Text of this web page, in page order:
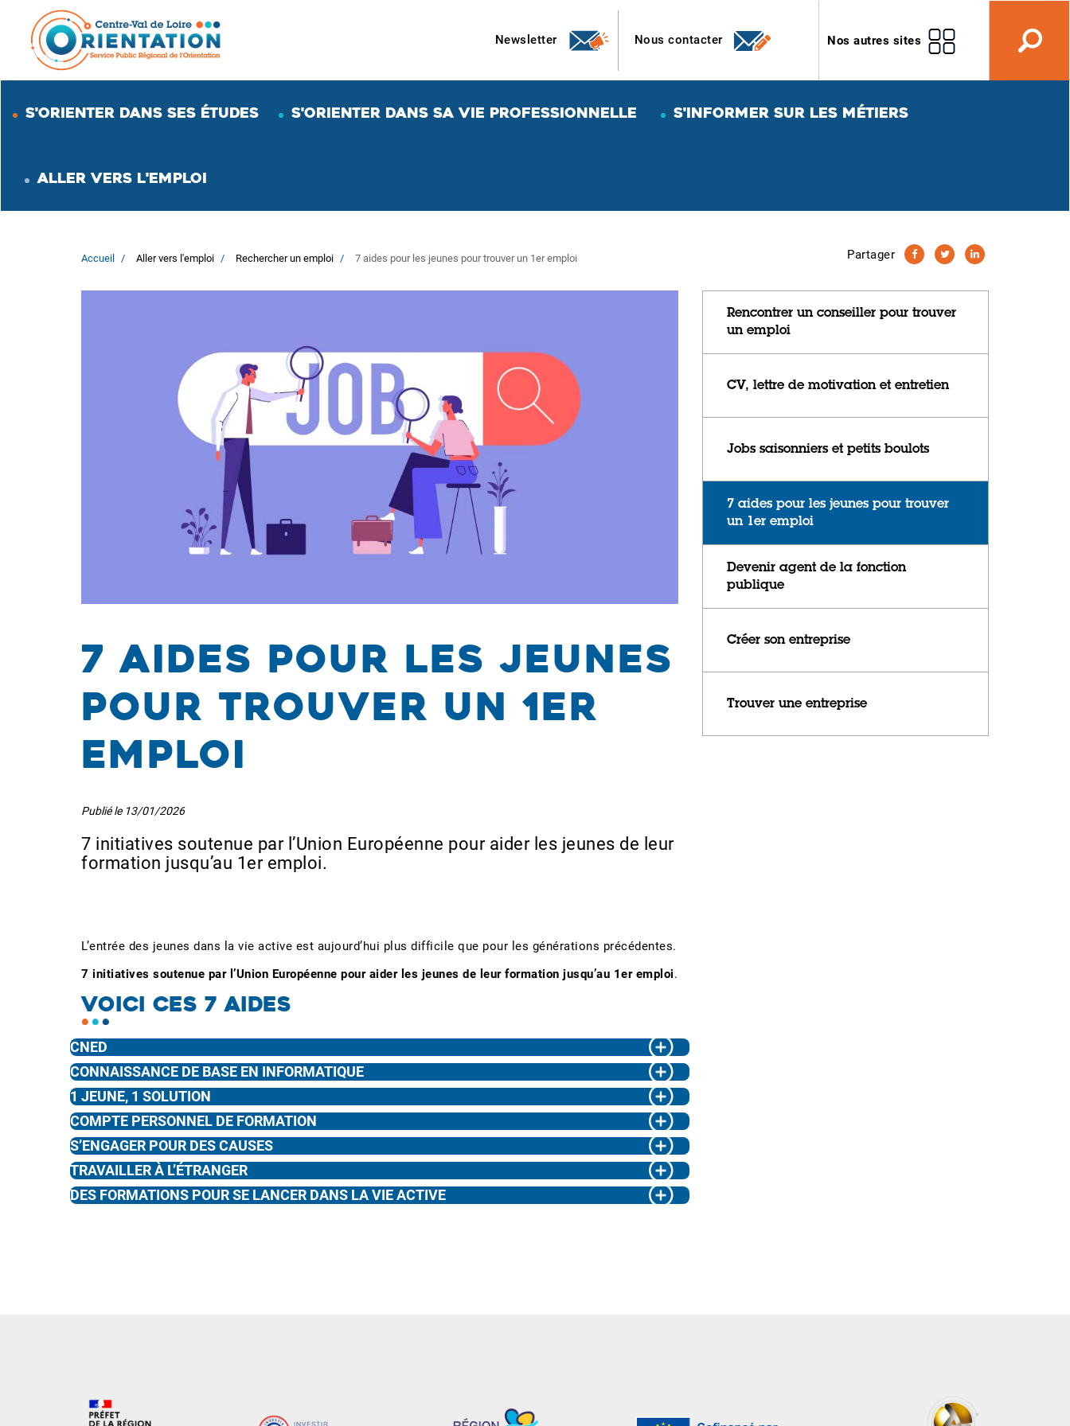
contenu
principal
Newsletter Nous contacter Nos autres sites
S'ORIENTER DANS SES ÉTUDES S'ORIENTER DANS SA VIE PROFESSIONNELLE S'INFORMER SUR LES MÉTIERS
ALLER VERS L'EMPLOI
Accueil Aller vers l'emploi Rechercher un emploi 7 aides pour les jeunes pour trouver un 1er emploi Partager
7 aides pour les jeunes
pour trouver un 1er
emploi
Publié le 13/01/2026
7 initiatives soutenue par l’Union Européenne pour aider les jeunes de leur
formation jusqu’au 1er emploi.
L’entrée des jeunes dans la vie active est aujourd’hui plus difficile que pour les générations précédentes.
7 initiatives soutenue par l’Union Européenne pour aider les jeunes de leur formation jusqu’au 1er emploi.
VOICI CES 7 AIDES
CNED
CONNAISSANCE DE BASE EN INFORMATIQUE
1 JEUNE, 1 SOLUTION
COMPTE PERSONNEL DE FORMATION
S’ENGAGER POUR DES CAUSES
TRAVAILLER À L’ÉTRANGER
DES FORMATIONS POUR SE LANCER DANS LA VIE ACTIVE
Rencontrer un conseiller pour trouver
un emploi
CV, lettre de motivation et entretien
Jobs saisonniers et petits boulots
7 aides pour les jeunes pour trouver
un 1er emploi
Devenir agent de la fonction
publique
Créer son entreprise
Trouver une entreprise